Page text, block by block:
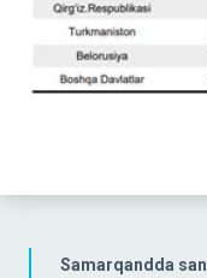
Samarqandda